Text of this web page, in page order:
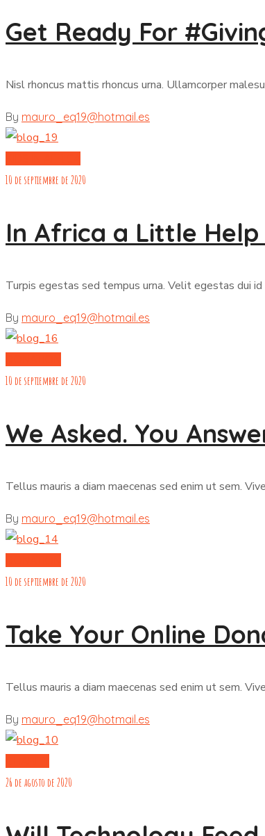
Get Ready For
Nisl rhoncus mattis rhoncus urna. Ullamcorper
By mauro_eq19@hotmail.es
10 de septiembre de 2020
In Africa a Little Help
Turpis egestas sed tempus urna. Velit egestas dui
By mauro_eq19@hotmail.es
10 de septiembre de 2020
We Asked. You
Tellus mauris a diam maecenas sed enim ut sem.
By mauro_eq19@hotmail.es
10 de septiembre de 2020
Take Your Online
Tellus mauris a diam maecenas sed enim ut sem.
By mauro_eq19@hotmail.es
26 de agosto de 2020